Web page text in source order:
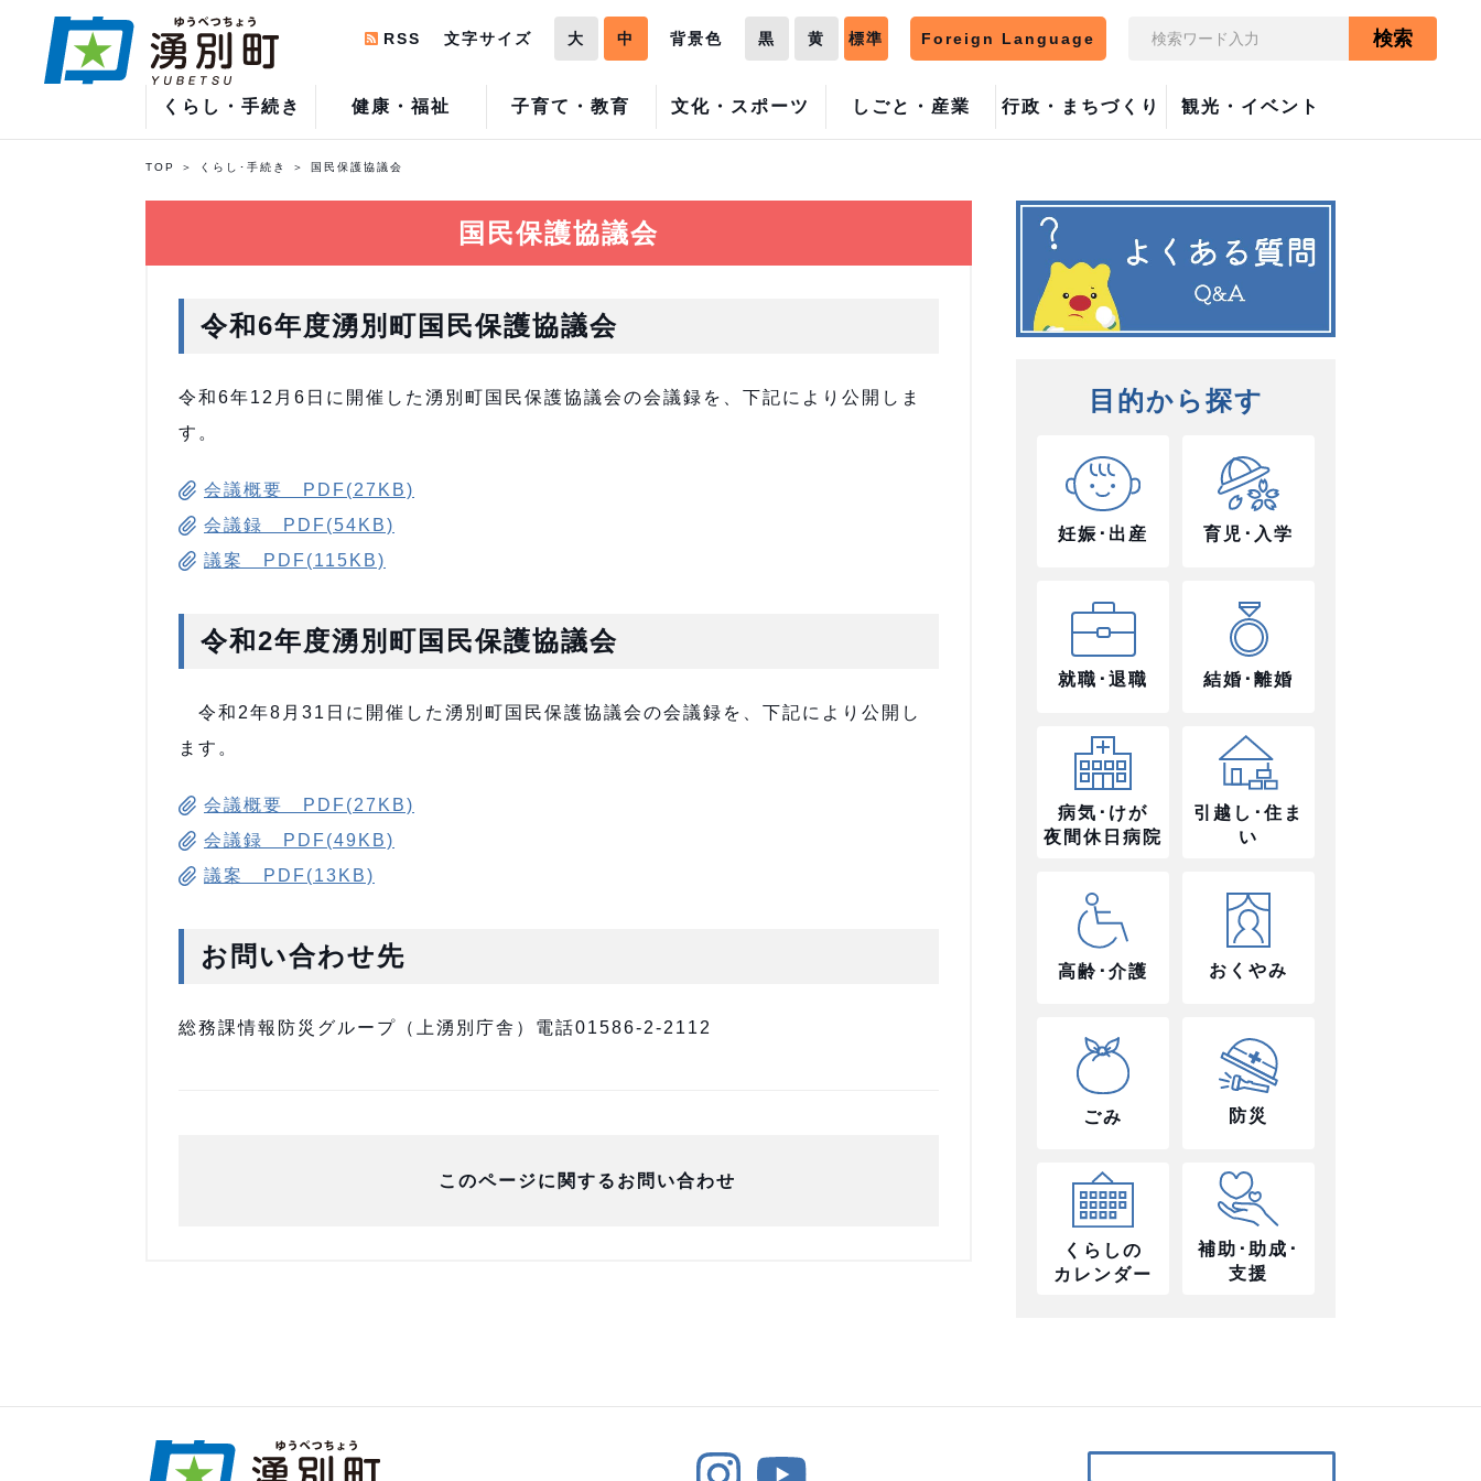
くらし・手続き 健康・福祉 子育て・教育 文化・スポーツ しごと・産業 行政・まちづくり 観光・イベント
RSS 文字サイズ 大 中 背景色 黒 黄 標準 Foreign Language 検索
TOP くらし･手続き 国民保護協議会
国民保護協議会
令和6年度湧別町国民保護協議会
令和6年12月6日に開催した湧別町国民保護協議会の会議録を、下記により公開しま
す。
会議概要 PDF(27KB)
会議録 PDF(54KB)
議案 PDF(115KB)
令和2年度湧別町国民保護協議会
令和2年8月31日に開催した湧別町国民保護協議会の会議録を、下記により公開し
ます。
会議概要 PDF(27KB)
会議録 PDF(49KB)
議案 PDF(13KB)
お問い合わせ先
総務課情報防災グループ（上湧別庁舎）電話01586-2-2112
このページに関するお問い合わせ
目的から探す
妊娠･出産 育児･入学
就職･退職 結婚･離婚
病気･けが
夜間休日病院
引越し･住ま
い
高齢･介護 おくやみ
ごみ 防災
くらしの
カレンダー
補助･助成･
支援